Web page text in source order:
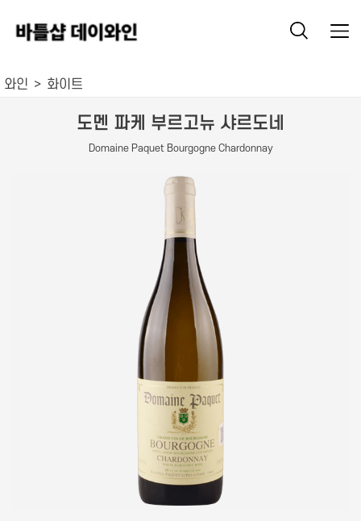
와인 화이트
도멘 파케 부르고뉴 샤르도네
Domaine Paquet Bourgogne Chardonnay